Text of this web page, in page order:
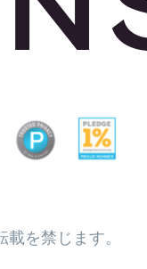
を禁じます。